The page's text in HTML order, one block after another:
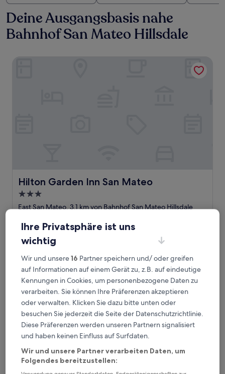
Deine Ausgangsbasis nahe
Bahnhof San Mateo Hillsdale
Hilton Garden Inn San Mateo
Hilton Garden Inn San Mateo
3.0-
Sterne-
East San Mateo, 3,1 km von Bahnhof San Mateo Hillsdale
8.8
10,
Hervorragend,
(1.005
Bewertungen)
8,8/10 Hervorragend (1.005 Bewertungen)
beträgt
122 €
inkl. Steuern & Gebühren
6. Sept.–7. Sept.
Hotel Belmont
Ihre Privatsphäre ist uns
wichtig
Wir und unsere16 Partner speichern und/ oder greifen
auf Informationen auf einem Gerät zu, z.B. auf eindeutige
Kennungen in Cookies, um personenbezogene Daten zu
verarbeiten. Sie können Ihre Präferenzen akzeptieren
oder verwalten. Klicken Sie dazu bitte unten oder
besuchen Sie jederzeit die Seite der Datenschutzrichtlinie.
Diese Präferenzen werden unseren Partnern signalisiert
und haben keinen Einfluss auf Surfdaten.
Wir und unsere Partner verarbeiten Daten, um
Folgendes bereitzustellen: